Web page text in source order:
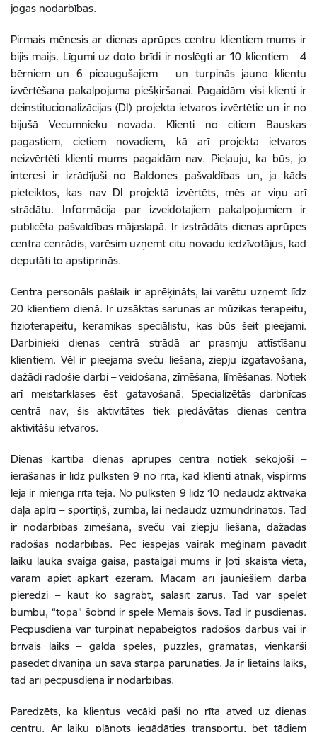
jogas nodarbības.
Pirmais mēnesis ar dienas aprūpes centru klientiem mums ir
bijis maijs. Līgumi uz doto brīdi ir noslēgti ar 10 klientiem – 4
bērniem un 6 pieaugušajiem – un turpinās jauno klientu
izvērtēšana pakalpojuma piešķiršanai. Pagaidām visi klienti ir
deinstitucionalizācijas (DI) projekta ietvaros izvērtētie un ir no
bijušā Vecumnieku novada. Klienti no citiem Bauskas
pagastiem, cietiem novadiem, kā arī projekta ietvaros
neizvērtēti klienti mums pagaidām nav. Pieļauju, ka būs, jo
interesi ir izrādījuši no Baldones pašvaldības un, ja kāds
pieteiktos, kas nav DI projektā izvērtēts, mēs ar viņu arī
strādātu. Informācija par izveidotajiem pakalpojumiem ir
publicēta pašvaldības mājaslapā. Ir izstrādāts dienas aprūpes
centra cenrādis, varēsim uzņemt citu novadu iedzīvotājus, kad
deputāti to apstiprinās.
Centra personāls pašlaik ir aprēķināts, lai varētu uzņemt līdz
20 klientiem dienā. Ir uzsāktas sarunas ar mūzikas terapeitu,
fizioterapeitu, keramikas speciālistu, kas būs šeit pieejami.
Darbinieki dienas centrā strādā ar prasmju attīstīšanu
klientiem. Vēl ir pieejama sveču liešana, ziepju izgatavošana,
dažādi radošie darbi – veidošana, zīmēšana, līmēšanas. Notiek
arī meistarklases ēst gatavošanā. Specializētās darbnīcas
centrā nav, šis aktivitātes tiek piedāvātas dienas centra
aktivitāšu ietvaros.
Dienas kārtība dienas aprūpes centrā notiek sekojoši –
ierašanās ir līdz pulksten 9 no rīta, kad klienti atnāk, vispirms
lejā ir mierīga rīta tēja. No pulksten 9 līdz 10 nedaudz aktīvāka
daļa aplītī – sportiņš, zumba, lai nedaudz uzmundrinātos. Tad
ir nodarbības zīmēšanā, sveču vai ziepju liešanā, dažādas
radošās nodarbības. Pēc iespējas vairāk mēģinām pavadīt
laiku laukā svaigā gaisā, pastaigai mums ir ļoti skaista vieta,
varam apiet apkārt ezeram. Mācam arī jauniešiem darba
pieredzi – kaut ko sagrābt, salasīt zarus. Tad var spēlēt
bumbu, “topā” šobrīd ir spēle Mēmais šovs. Tad ir pusdienas.
Pēcpusdienā var turpināt nepabeigtos radošos darbus vai ir
brīvais laiks – galda spēles, puzzles, grāmatas, vienkārši
pasēdēt dīvāniņā un savā starpā parunāties. Ja ir lietains laiks,
tad arī pēcpusdienā ir nodarbības.
Paredzēts, ka klientus vecāki paši no rīta atved uz dienas
centru. Ar laiku plānots iegādāties transportu, bet tādiem